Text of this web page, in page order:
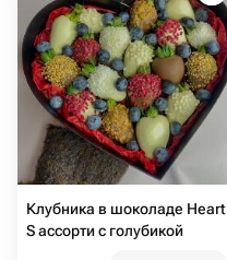
Клубника в шоколаде Heart
S ассорти с голубикой